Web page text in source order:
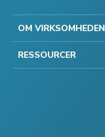
OM VIRKSOMHEDEN
RESSOURCER